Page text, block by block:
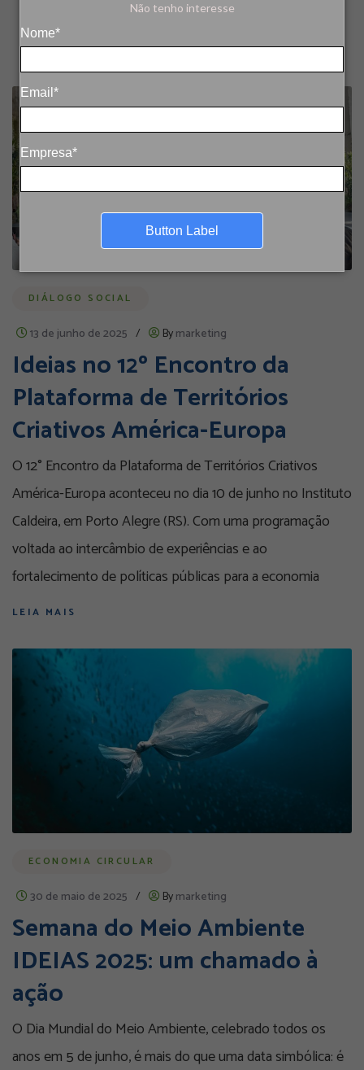
Não tenho interesse
Nome*
Email*
Empresa*
Button Label
DIÁLOGO SOCIAL
13 de junho de 2025 / Bymarketing
Ideias no 12º Encontro da
Plataforma de Territórios
Criativos América-Europa
O 12° Encontro da Plataforma de Territórios Criativos
América-Europa aconteceu no dia 10 de junho no Instituto
Caldeira, em Porto Alegre (RS). Com uma programação
voltada ao intercâmbio de experiências e ao
fortalecimento de políticas públicas para a economia
LEIA MAIS
ECONOMIA CIRCULAR
30 de maio de 2025 / Bymarketing
Semana do Meio Ambiente
IDEIAS 2025: um chamado à
ação
O Dia Mundial do Meio Ambiente, celebrado todos os
anos em 5 de junho, é mais do que uma data simbólica: é